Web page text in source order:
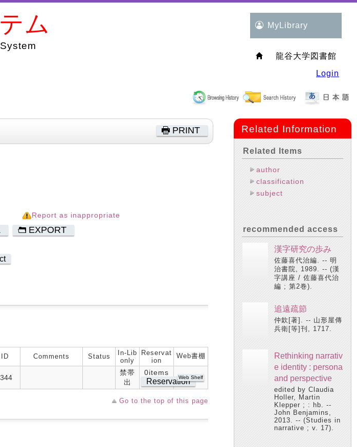
ム MyLibrary
龍谷大学図書館
Login
PRINT
Report as inappropriate
EXPORT
Comments Status
In-Lib
only
Reservat
ion
Web書棚
禁帯
出
0items
ReservationWeb Shelf
Go to the top of this page
Related Information
Related Items
author
classification
subject
recommended access
漢字研究の歩み
佐藤喜代治編. -- 明
治書院, 1989. -- (漢
字講座 / 佐藤喜代治
編 ; 第2巻).
追遠疏節
仲欽[著]. -- 山形屋傳
兵衛[等]刊, 1717.
Rethinking narrativ
e identity : persona
and perspective
edited by Claudia
Holler, Martin
Klepper ; : hb. --
John Benjamins,
2013. -- (Studies in
narrative ; v. 17).